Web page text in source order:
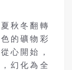
秋冬翻轉
的礦物彩
心開始，
幻化為全